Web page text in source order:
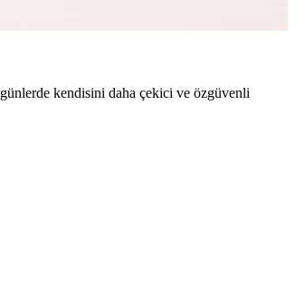
günlerde kendisini daha çekici ve özgüvenli